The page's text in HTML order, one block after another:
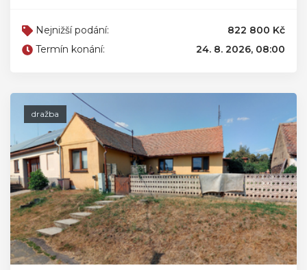
Nejnižší podání:
822 800 Kč
Termín konání:
24. 8. 2026, 08:00
dražba